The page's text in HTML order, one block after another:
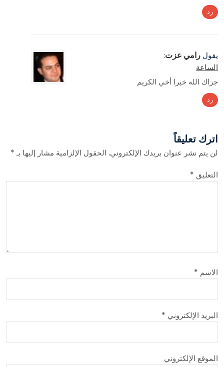
رد
يقول رامي عزت:
الساعة
جزاك الله خيرا أخي الكريم
رد
اترك تعليقاً
لن يتم نشر عنوان بريدك الإلكتروني. الحقول الإلزامية مشار إليها بـ*
التعليق *
الاسم *
البريد الإلكتروني *
الموقع الإلكتروني